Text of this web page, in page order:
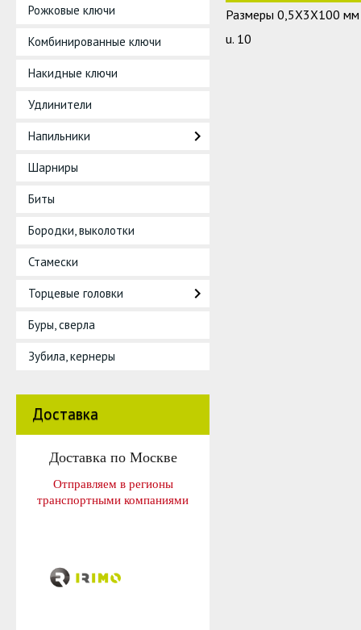
Рожковые ключи
Комбинированные ключи
Накидные ключи
Удлинители
Напильники
Шарниры
Биты
Бородки, выколотки
Стамески
Торцевые головки
Буры, сверла
Зубила, кернеры
Доставка
Доставка по Москве
Отправляем в регионы
транспортными компаниями
Размеры 0,5X3X100 мм
u. 10